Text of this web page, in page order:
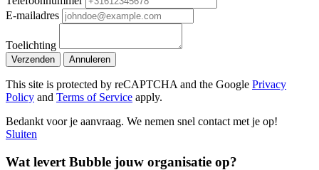
E-mailadres
Toelichting
Verzenden Annuleren
This site is protected by reCAPTCHA and the Google Privacy
Policy and Terms of Service apply.
Bedankt voor je aanvraag. We nemen snel contact met je op!
Sluiten
Wat levert Bubble jouw organisatie op?